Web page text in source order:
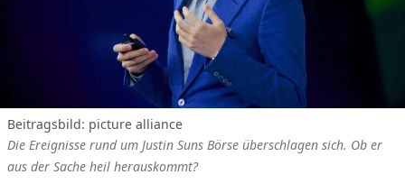
Beitragsbild: picture alliance
Die Ereignisse rund um Justin Suns Börse überschlagen sich. Ob er
aus der Sache heil herauskommt?